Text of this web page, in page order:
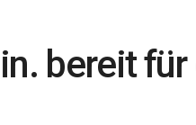
bereit für